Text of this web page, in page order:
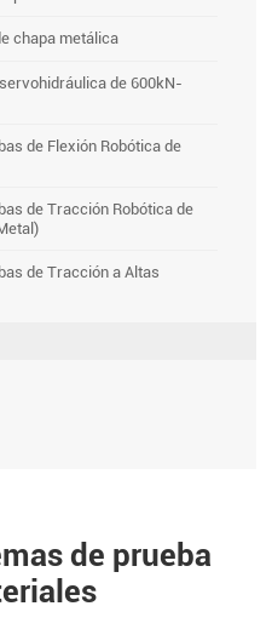
chapa metálica
de 600kN-
de Flexión Robótica de
de Tracción Robótica de
de Tracción a Altas
de prueba